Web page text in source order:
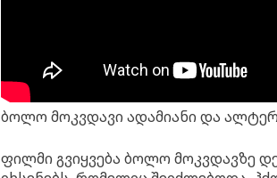
ბოლო მოკვდავი ადამიანი და
ფილმი გვიყვება ბოლო მოკვდავზე